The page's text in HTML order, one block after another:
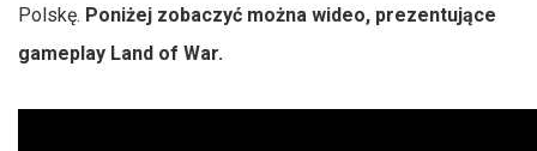
Polskę. Poniżej zobaczyć można wideo, prezentujące
gameplay Land of War.